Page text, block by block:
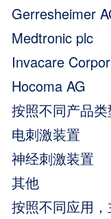
Gerresheimer
Medtronic plc
Invacare
Hocoma AG
按照不同产品
电刺激装置
神经刺激装置
其他
按照不同应用